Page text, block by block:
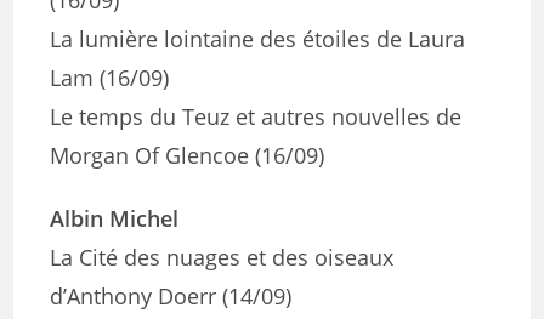
La lumière lointaine des étoiles de Laura
Lam (16/09)
Le temps du Teuz et autres nouvelles de
Morgan Of Glencoe (16/09)
Albin Michel
La Cité des nuages et des oiseaux
d’Anthony Doerr (14/09)